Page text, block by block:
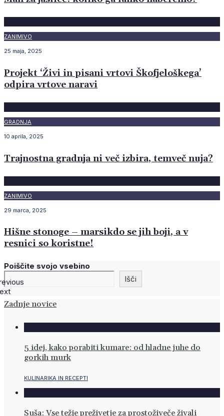
ZANIMIVO
25 maja, 2025
Projekt ‘Živi in pisani vrtovi Škofjeloškega’
odpira vrtove naravi
GRADNJA
10 aprila, 2025
Trajnostna gradnja ni več izbira, temveč nuja?
ZANIMIVO
29 marca, 2025
Hišne stonoge – marsikdo se jih boji, a v
resnici so koristne!
Poiščite svojo vsebino
Išči
Zadnje novice
5 idej, kako porabiti kumare: od hladne juhe do
gorkih murk
KULINARIKA IN RECEPTI
Suša: Vse težje preživetje za prostoživeče živali